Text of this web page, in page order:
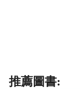
推薦圖書: